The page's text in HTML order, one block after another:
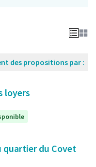
des propositions par :
loyers
quartier du Covet